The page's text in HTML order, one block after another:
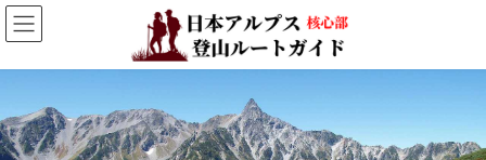
コ
ン
ン
へ
ス
ナ
ビ
ー
ョ
ン